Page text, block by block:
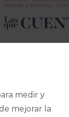
medir y
mejorar la